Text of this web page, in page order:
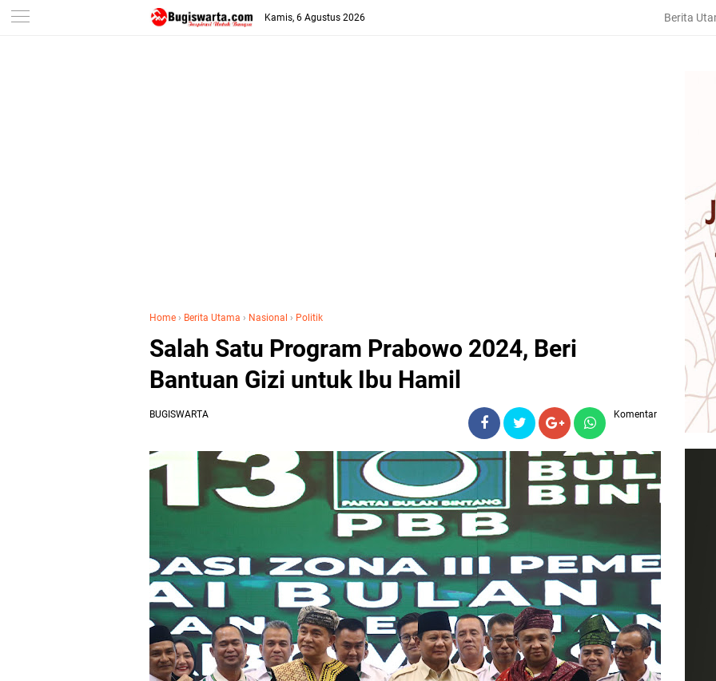
-->
Kamis, 6 Agustus 2026 Berita
Home › Berita Utama › Nasional › Politik
Salah Satu Program Prabowo 2024, Beri
Bantuan Gizi untuk Ibu Hamil
BUGISWARTA Komentar